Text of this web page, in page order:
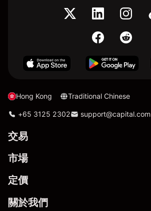
Hong Kong Traditional Chinese
+65 3125 2302 support@capital.com
交易
市場
定價
關於我們